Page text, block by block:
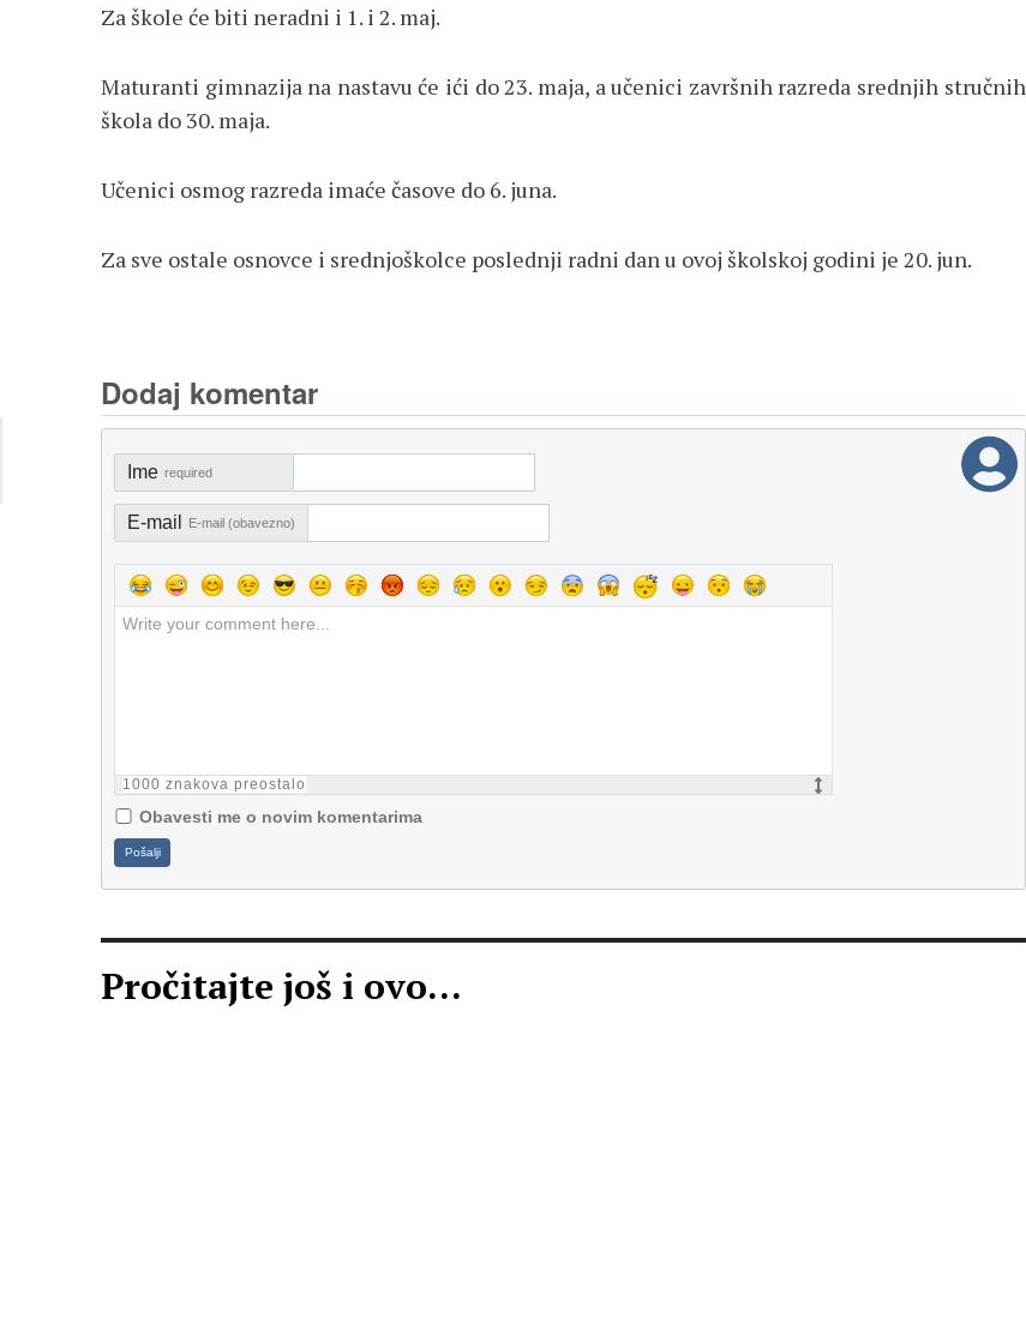
Za škole će biti neradni i 1. i 2. maj.
Maturanti gimnazija na nastavu će ići do 23. maja, a učenici završnih razreda srednjih stručnih
škola do 30. maja.
Učenici osmog razreda imaće časove do 6. juna.
Za sve ostale osnovce i srednjoškolce poslednji radni dan u ovoj školskoj godini je 20. jun.
Dodaj komentar
Ime required
E-mail E-mail (obavezno)
1000 znakova preostalo
Obavesti me o novim komentarima
Pošalji
Pročitajte još i ovo...